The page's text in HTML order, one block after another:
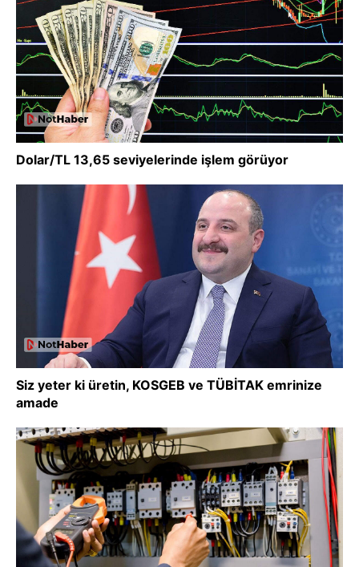
Dolar/TL 13,65 seviyelerinde işlem görüyor
Siz yeter ki üretin, KOSGEB ve TÜBİTAK emrinize
amade